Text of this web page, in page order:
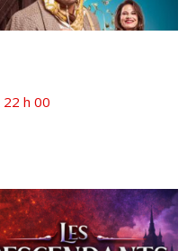
22 h 00